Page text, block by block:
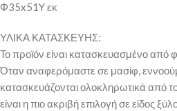
Φ35x51Y εκ
ΥΛΙΚΑ ΚΑΤΑΣΚΕΥΗΣ:
Το προϊόν είναι κατασκευασμένο από
Όταν αναφερόμαστε σε μασίφ,
κατασκευάζονται ολοκληρωτικά από
είναι η πιο ακριβή επιλογή σε είδος